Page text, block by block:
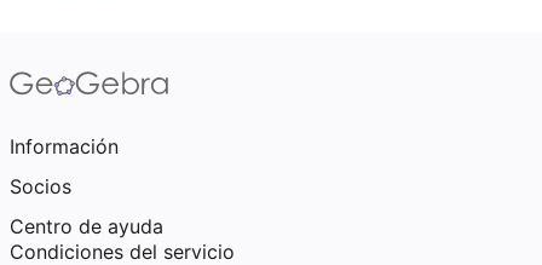
Información
Socios
Centro de ayuda
Condiciones del servicio